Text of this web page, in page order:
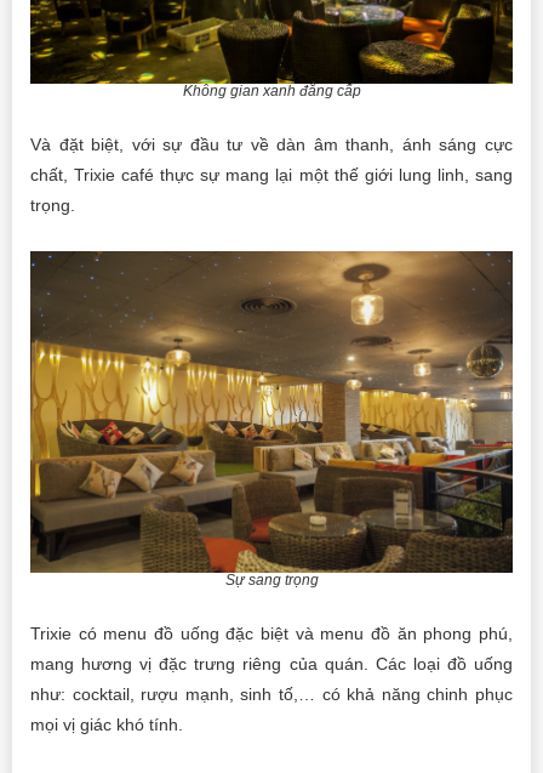
Không gian xanh đẳng cấp
Và đặt biệt, với sự đầu tư về dàn âm thanh, ánh sáng cực
chất, Trixie café thực sự mang lại một thế giới lung linh, sang
trọng.
Sự sang trọng
Trixie có menu đồ uống đặc biệt và menu đồ ăn phong phú,
mang hương vị đặc trưng riêng của quán. Các loại đồ uống
như: cocktail, rượu mạnh, sinh tố,… có khả năng chinh phục
mọi vị giác khó tính.